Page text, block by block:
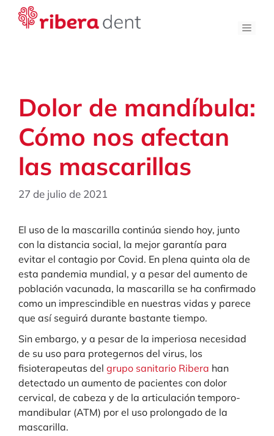
Saltar
Dolor de mandíbula:
Cómo nos afectan
las mascarillas
27 de julio de 2021
El uso de la mascarilla continúa siendo hoy, junto
con la distancia social, la mejor garantía para
evitar el contagio por Covid. En plena quinta ola de
esta pandemia mundial, y a pesar del aumento de
población vacunada, la mascarilla se ha confirmado
como un imprescindible en nuestras vidas y parece
que así seguirá durante bastante tiempo.
Sin embargo, y a pesar de la imperiosa necesidad
de su uso para protegernos del virus, los
fisioterapeutas del grupo sanitario Ribera han
detectado un aumento de pacientes con dolor
cervical, de cabeza y de la articulación temporo-
mandibular (ATM) por el uso prolongado de la
mascarilla.